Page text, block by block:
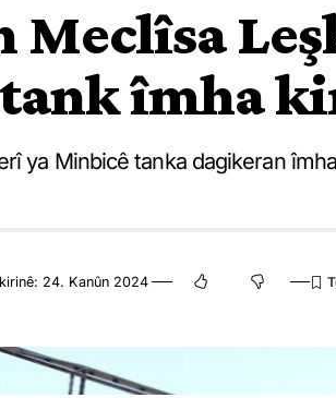
Meclîsa
îmha
ya Minbicê tanka dagikeran
24. Kanûn 2024